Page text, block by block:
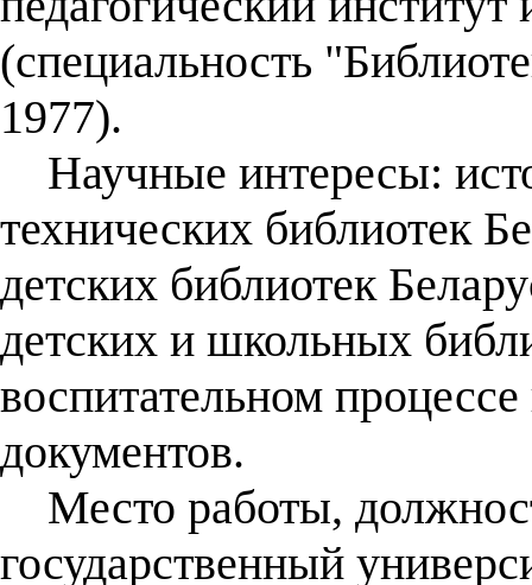
(специальность
1977).
Научные интересы:
технических библиотек
детских библиотек
детских и школьных
воспитательном
документов.
Место работы,
государственный